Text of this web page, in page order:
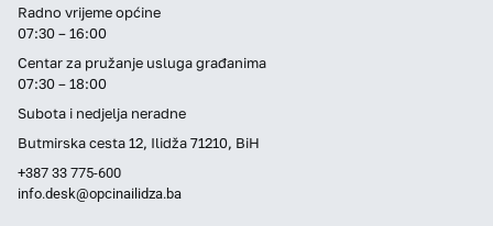
Radno vrijeme općine
07:30 – 16:00
Centar za pružanje usluga građanima
07:30 – 18:00
Subota i nedjelja neradne
Butmirska cesta 12, Ilidža 71210, BiH
+387 33 775-600
info.desk@opcinailidza.ba